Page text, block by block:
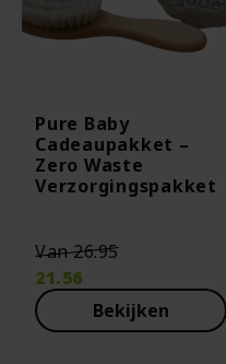
Pure Baby
Cadeaupakket –
Zero Waste
Verzorgingspakket
Van26.95
was:
€26.95.
21.56
Huidige
prijs
Bekijken